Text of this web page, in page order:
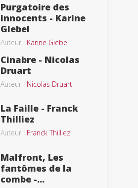
Purgatoire des
innocents - Karine
Giebel
Auteur : Karine Giebel
Cinabre - Nicolas
Druart
Auteur : Nicolas Druart
La Faille - Franck
Thilliez
Auteur : Franck Thilliez
Malfront, Les
fantômes de la
combe -...